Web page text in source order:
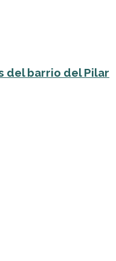
del barrio del Pilar